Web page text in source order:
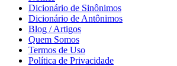
Dicionário de Sinônimos
Dicionário de Antônimos
Blog / Artigos
Quem Somos
Termos de Uso
Política de Privacidade